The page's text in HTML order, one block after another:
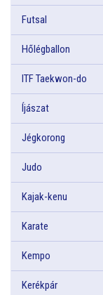
Futsal
Hőlégballon
ITF Taekwon-do
Íjászat
Jégkorong
Judo
Kajak-kenu
Karate
Kempo
Kerékpár